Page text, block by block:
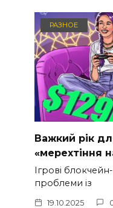
РАЗНОЕ
Важкий рік
«мерехтіння
Ігрові
проблеми із
19.10.2025